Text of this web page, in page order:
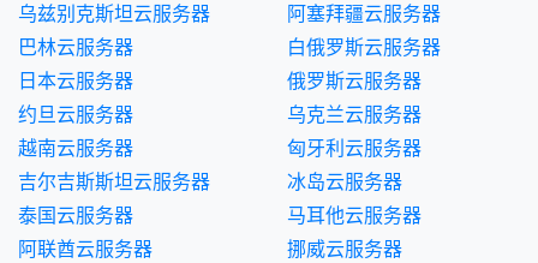
乌兹别克斯坦云服务器
巴林云服务器
日本云服务器
约旦云服务器
越南云服务器
吉尔吉斯斯坦云服务器
泰国云服务器
阿联酋云服务器
阿塞拜疆云服务器
白俄罗斯云服务器
俄罗斯云服务器
乌克兰云服务器
匈牙利云服务器
冰岛云服务器
马耳他云服务器
挪威云服务器